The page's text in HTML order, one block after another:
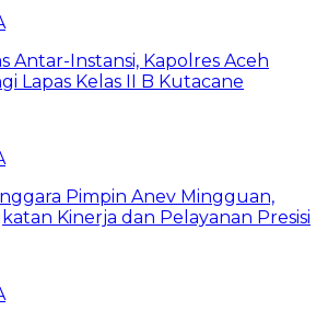
Antar-Instansi, Kapolres Aceh
Lapas Kelas II B Kutacane
Pimpin Anev Mingguan,
Kinerja dan Pelayanan Presisi